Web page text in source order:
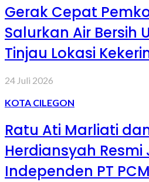
Gerak Cepat
Salurkan Air Bersih
Tinjau Lokasi
24 Juli 2026
KOTA CILEGON
Ratu Ati Marliati
Herdiansyah Resmi
Independen PT PCM